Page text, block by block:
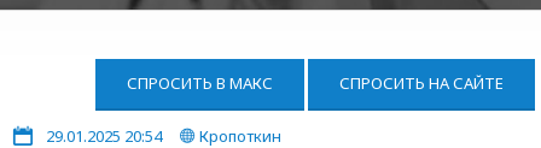
СПРОСИТЬ В МАКС СПРОСИТЬ НА САЙТЕ
29.01.2025 20:54
Кропоткин